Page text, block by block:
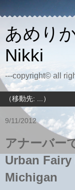
あめり
Nikki
---copyright© all
9/11/2012
アナーバー
Urban
Michigan